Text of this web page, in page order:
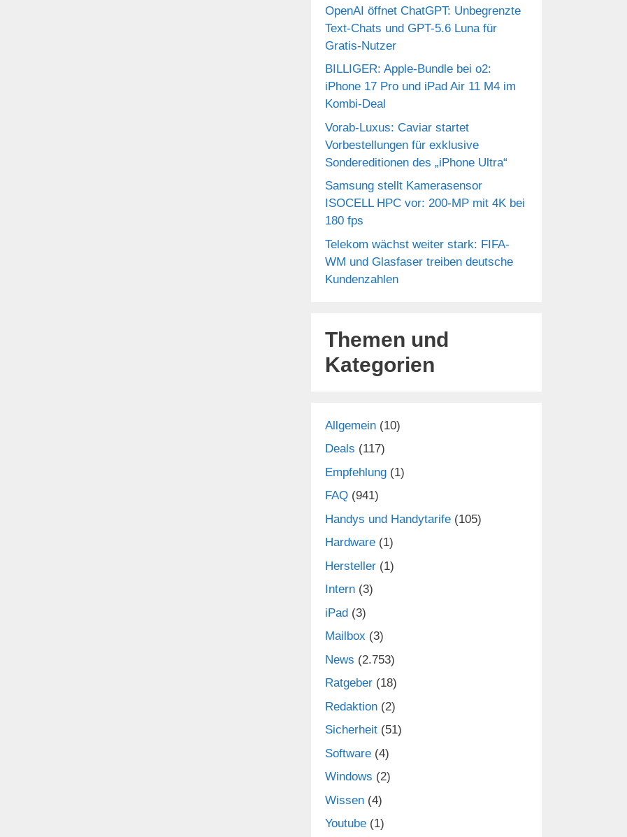
OpenAI öffnet ChatGPT: Unbegrenzte
Text-Chats und GPT-5.6 Luna für
Gratis-Nutzer
BILLIGER: Apple-Bundle bei o2:
iPhone 17 Pro und iPad Air 11 M4 im
Kombi-Deal
Vorab-Luxus: Caviar startet
Vorbestellungen für exklusive
Sondereditionen des „iPhone Ultra“
Samsung stellt Kamerasensor
ISOCELL HPC vor: 200-MP mit 4K bei
180 fps
Telekom wächst weiter stark: FIFA-
WM und Glasfaser treiben deutsche
Kundenzahlen
Themen und
Kategorien
Allgemein (10)
Deals (117)
Empfehlung (1)
FAQ (941)
Handys und Handytarife (105)
Hardware (1)
Hersteller (1)
Intern (3)
iPad (3)
Mailbox (3)
News (2.753)
Ratgeber (18)
Redaktion (2)
Sicherheit (51)
Software (4)
Windows (2)
Wissen (4)
Youtube (1)